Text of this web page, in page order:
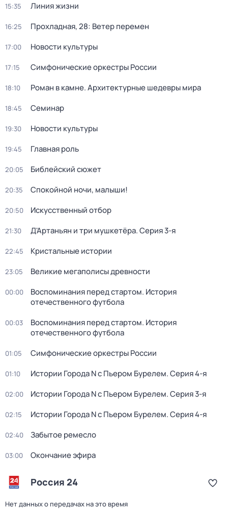
15:35 Линия жизни
16:25 Прохладная, 28: Ветер перемен
17:00 Новости культуры
17:15 Симфонические оркестры России
18:10 Роман в камне. Архитектурные шедевры мира
18:45 Семинар
19:30 Новости культуры
19:45 Главная роль
20:05 Библейский сюжет
20:35 Спокойной ночи, малыши!
20:50 Искусственный отбор
21:30 Д'Артаньян и три мушкетёра. Серия 3-я
22:45 Кристальные истории
23:05 Великие мегаполисы древности
00:00
Воспоминания перед стартом. История
отечественного футбола
00:03
Воспоминания перед стартом. История
отечественного футбола
01:05 Симфонические оркестры России
01:10 Истории Города N с Пьером Бурелем. Серия 4-я
02:00 Истории Города N с Пьером Бурелем. Серия 3-я
02:15 Истории Города N с Пьером Бурелем. Серия 4-я
02:40 Забытое ремесло
03:00 Окончание эфира
Россия 24
Нет данных о передачах на это время